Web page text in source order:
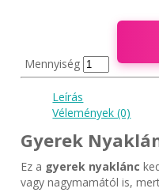
Mennyiség
Leírás
Vélemények (0)
Gyerek
Ez a gyerek nyaklánc
vagy nagymamától is,